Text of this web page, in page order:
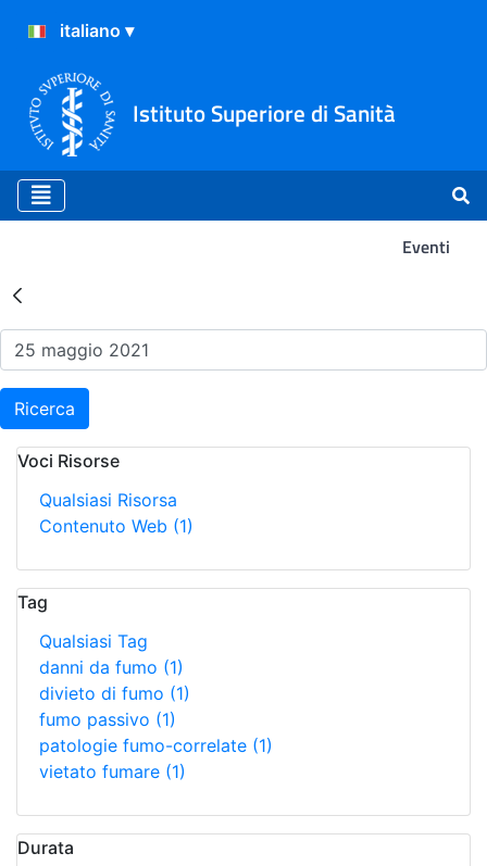
Istituto Superiore di Sanità
Eventi
Risultati della Ricerca -
Ricerca
Voci Risorse
Qualsiasi Risorsa
Contenuto Web (1)
Tag
Qualsiasi Tag
danni da fumo (1)
divieto di fumo (1)
fumo passivo (1)
patologie fumo-correlate (1)
vietato fumare (1)
Durata